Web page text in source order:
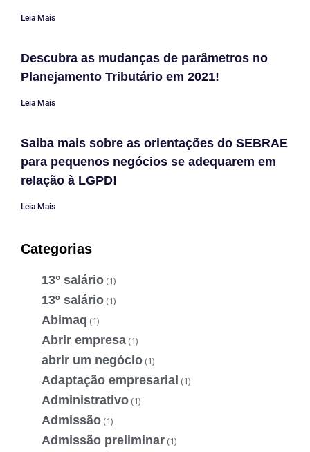
Leia Mais
Descubra as mudanças de parâmetros no
Planejamento Tributário em 2021!
Leia Mais
Saiba mais sobre as orientações do SEBRAE
para pequenos negócios se adequarem em
relação à LGPD!
Leia Mais
Categorias
13° salário (1)
13º salário (1)
Abimaq (1)
Abrir empresa (1)
abrir um negócio (1)
Adaptação empresarial (1)
Administrativo (1)
Admissão (1)
Admissão preliminar (1)